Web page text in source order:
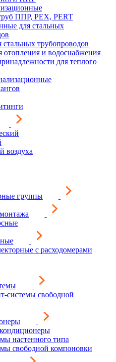
ППР, PEX, PERT
для стальных
трубопроводов
отопления и водоснабжения
для теплого
воздуха
группы
с расходомерами
системы свободной
настенного типа
свободной компоновки